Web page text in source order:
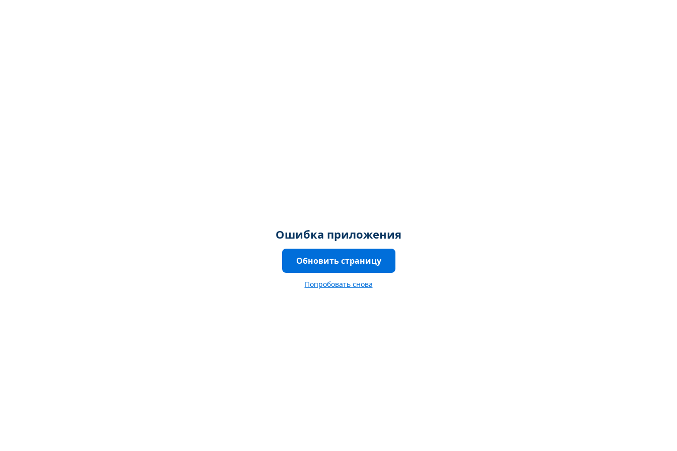
Ошибка приложения
Обновить страницу
Попробовать снова